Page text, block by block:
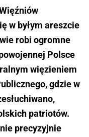
w byłym areszcie
robi ogromne
Polsce
więzieniem
gdzie w
patriotów.
precyzyjnie